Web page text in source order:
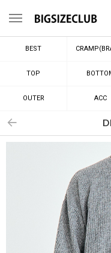
메뉴
BEST
TOP
OUTER ACC